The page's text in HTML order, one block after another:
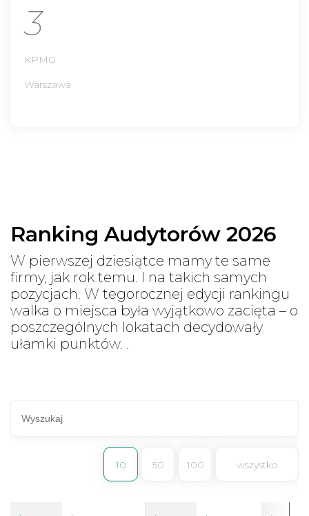
3
KPMG
Warszawa
Ranking Audytorów 2026
W pierwszej dziesiątce mamy te same
firmy, jak rok temu. I na takich samych
pozycjach. W tegorocznej edycji rankingu
walka o miejsca była wyjątkowo zacięta – o
poszczególnych lokatach decydowały
ułamki punktów. .